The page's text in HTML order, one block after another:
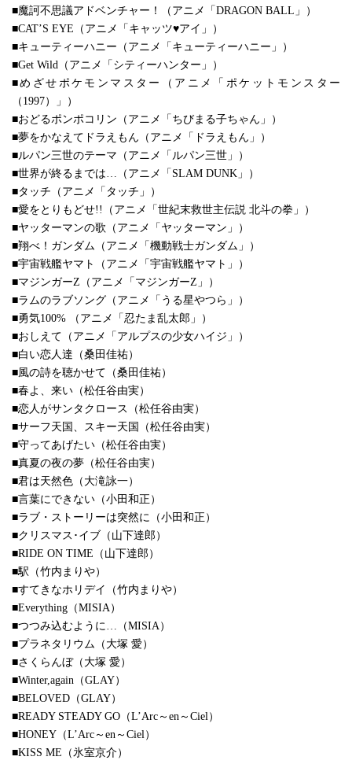
■魔訶不思議アドベンチャー！（アニメ「DRAGON BALL」）
■CAT’S EYE（アニメ「キャッツ♥アイ」）
■キューティーハニー（アニメ「キューティーハニー」）
■Get Wild（アニメ「シティーハンター」）
■めざせポケモンマスター（アニメ「ポケットモンスター
（1997）」）
■おどるポンポコリン（アニメ「ちびまる子ちゃん」）
■夢をかなえてドラえもん（アニメ「ドラえもん」）
■ルパン三世のテーマ（アニメ「ルパン三世」）
■世界が終るまでは…（アニメ「SLAM DUNK」）
■タッチ（アニメ「タッチ」）
■愛をとりもどせ!!（アニメ「世紀末救世主伝説 北斗の拳」）
■ヤッターマンの歌（アニメ「ヤッターマン」）
■翔べ！ガンダム（アニメ「機動戦士ガンダム」）
■宇宙戦艦ヤマト（アニメ「宇宙戦艦ヤマト」）
■マジンガーZ（アニメ「マジンガーZ」）
■ラムのラブソング（アニメ「うる星やつら」）
■勇気100% （アニメ「忍たま乱太郎」）
■おしえて（アニメ「アルプスの少女ハイジ」）
■白い恋人達（桑田佳祐）
■風の詩を聴かせて（桑田佳祐）
■春よ、来い（松任谷由実）
■恋人がサンタクロース（松任谷由実）
■サーフ天国、スキー天国（松任谷由実）
■守ってあげたい（松任谷由実）
■真夏の夜の夢（松任谷由実）
■君は天然色（大滝詠一）
■言葉にできない（小田和正）
■ラブ・ストーリーは突然に（小田和正）
■クリスマス･イブ（山下達郎）
■RIDE ON TIME（山下達郎）
■駅（竹内まりや）
■すてきなホリデイ（竹内まりや）
■Everything（MISIA）
■つつみ込むように…（MISIA）
■プラネタリウム（大塚 愛）
■さくらんぼ（大塚 愛）
■Winter,again（GLAY）
■BELOVED（GLAY）
■READY STEADY GO（L’Arc～en～Ciel）
■HONEY（L’Arc～en～Ciel）
■KISS ME（氷室京介）